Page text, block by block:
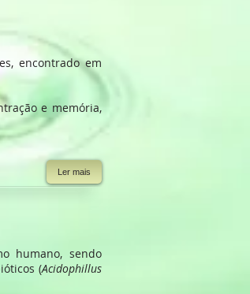
encontrado em
e memória,
Ler mais
humano, sendo
(Acidophillus